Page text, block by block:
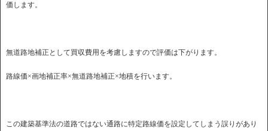
価します。
無道路地補正として買収費用を考慮しますので評価は下がります。
路線価×画地補正率×無道路地補正×地積を行います。
この建築基準法の道路ではない通路に特定路線価を設定してしまう誤りがあり